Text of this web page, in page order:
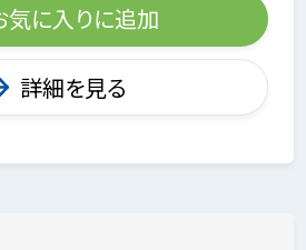
気に入りに追加
詳細を見る